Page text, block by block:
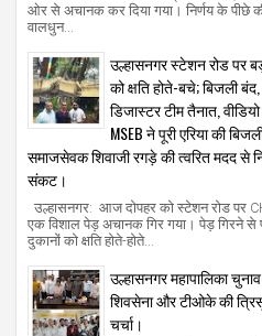
ओर से अचानक कर दिया गया। निर्णय के पीछे
वालधुन...
उल्हासनगर स्टेशन रोड पर
को क्षति होते-बचे; बिजली
डिजास्टर टीम तैनात,
MSEB ने पूरी एरिया की
समाजसेवक शिवाजी रगड़े की त्वरित मदद से
संकट।
उल्हासनगर: आज दोपहर को स्टेशन रोड पर
एक विशाल पेड़ अचानक गिर गया। पेड़ गिरने से
दुकानों को क्षति होते-होते...
उल्हासनगर महापालिका
शिवसेना और टीओके की
चर्चा।